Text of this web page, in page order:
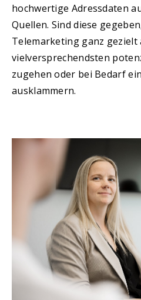
hochwertige Adressdaten
Quellen. Sind diese
Telemarketing ganz gezielt
vielversprechendsten
zugehen oder bei Bedarf
ausklammern.